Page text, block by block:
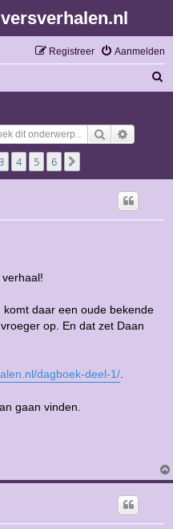
Aanmelden
Registreer
Zoek
4 5 6
daar een oude bekende
op. En dat zet Daan
dagboek-deel-1/
gaan vinden.